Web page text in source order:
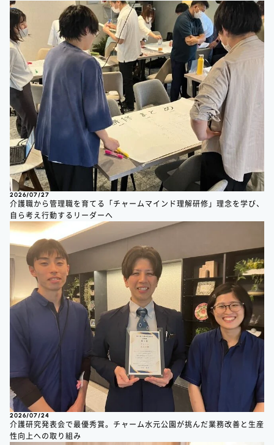
2026/07/27
介護職から管理職を育てる「チャームマインド理解研修」理念を学び、
自ら考え行動するリーダーへ
2026/07/24
介護研究発表会で最優秀賞。チャーム水元公園が挑んだ業務改善と生産
性向上への取り組み